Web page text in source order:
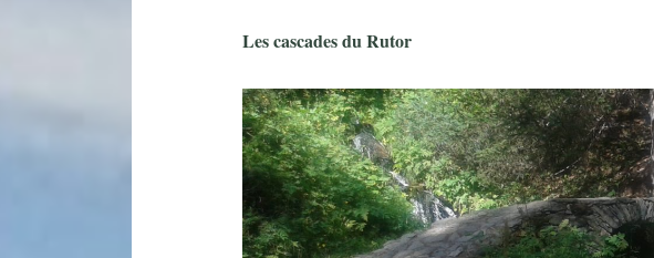
Les cascades du Rutor